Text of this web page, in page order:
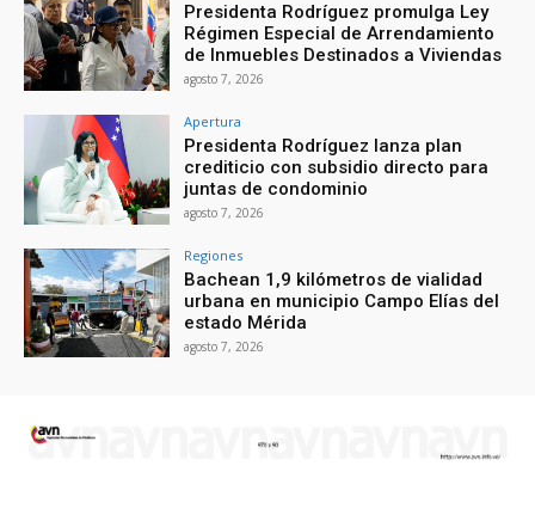
Presidenta Rodríguez promulga Ley
Régimen Especial de Arrendamiento
de Inmuebles Destinados a Viviendas
agosto 7, 2026
Apertura
Presidenta Rodríguez lanza plan
crediticio con subsidio directo para
juntas de condominio
agosto 7, 2026
Regiones
Bachean 1,9 kilómetros de vialidad
urbana en municipio Campo Elías del
estado Mérida
agosto 7, 2026